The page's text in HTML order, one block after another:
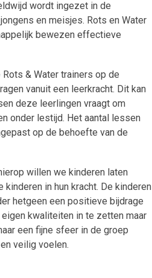
Groep 4
Groep 5
Groep 7
Groep 8
Leerlingenraad
wordt ingezet in de
en meisjes. Rots en Water
bewezen effectieve
& Water trainers op de
vanuit een leerkracht. Dit kan
deze leerlingen vraagt om
onder lestijd. Het aantal lessen
op de behoefte van de
willen we kinderen laten
in hun kracht. De kinderen
hetgeen een positieve bijdrage
kwaliteiten in te zetten maar
een fijne sfeer in de groep
veilig voelen.